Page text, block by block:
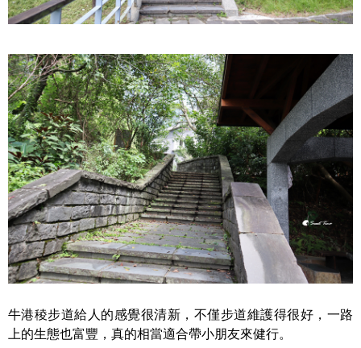
牛港稜步道給人的感覺很清新，不僅步道維護得很好，一路
上的生態也富豐，真的相當適合帶小朋友來健行。